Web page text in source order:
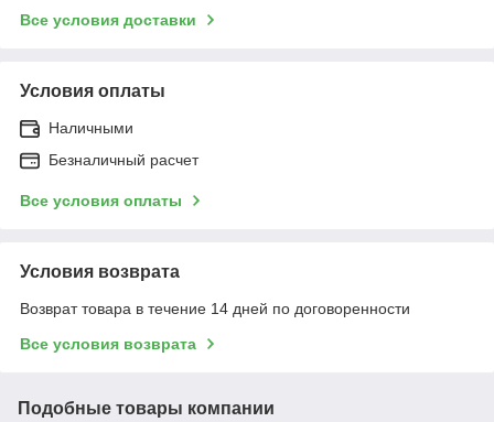
Все условия доставки
Условия оплаты
Наличными
Безналичный расчет
Все условия оплаты
Условия возврата
Возврат товара в течение 14 дней по договоренности
Все условия возврата
Подобные товары компании